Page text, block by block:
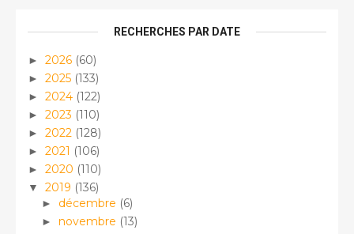
RECHERCHES PAR DATE
► 2026 (60)
► 2025 (133)
► 2024 (122)
► 2023 (110)
► 2022 (128)
► 2021 (106)
► 2020 (110)
▼ 2019 (136)
► décembre (6)
► novembre (13)